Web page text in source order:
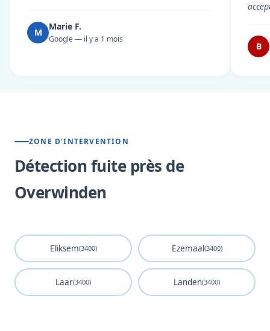
M
Marie F.
Google — il y a 1 mois
B
ZONE D'INTERVENTION
Détection fuite près de
Overwinden
Eliksem(3400) Ezemaal(3400)
Laar(3400) Landen(3400)